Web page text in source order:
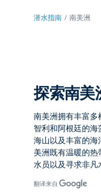
潜水指南 南美洲
探索南美
南美洲拥有丰富多
智利和阿根廷的
海山以及丰富的
美洲既有温暖的
水员以及寻求非凡
翻译来自